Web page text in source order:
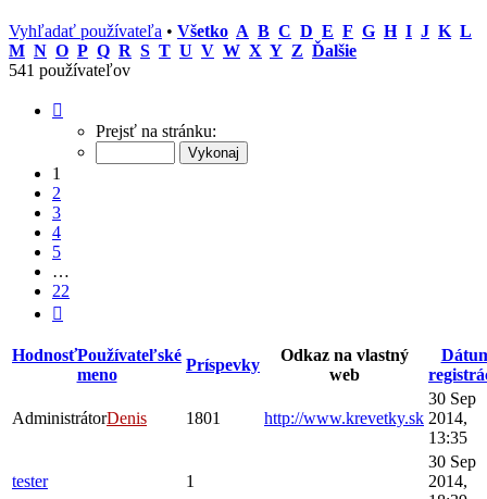
Vyhľadať používateľa • Všetko A B C D E F G H I J K L
M N O P Q R S T U V W X Y Z Ďalšie
541 používateľov
Prejsť na stránku:
1
2
3
4
5
…
22
HodnosťPoužívateľské
meno
Príspevky
Odkaz na vlastný
web
AdministrátorDenis 1801 http://www.krevetky.sk
30 Sep
2014,
13:35
tester 1
30 Sep
2014,